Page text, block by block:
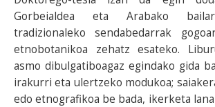
Gorbeialdea eta Arabako
tradizionaleko sendabedarrak
etnobotanikoa zehatz esateko.
asmo dibulgatiboagaz egindako gida
irakurri eta ulertzeko modukoa;
edo etnografikoa be bada, ikerketa